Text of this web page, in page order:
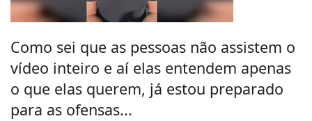
Como sei que as pessoas não assistem o
vídeo inteiro e aí elas entendem apenas
o que elas querem, já estou preparado
para as ofensas...